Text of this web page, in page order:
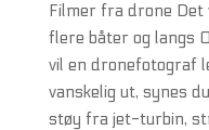
Filmer fra drone Det
flere båter og langs
vil en dronefotograf
vanskelig ut, synes
støy fra jet-turbin,